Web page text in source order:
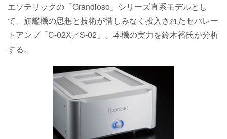
エソテリックの「Grandioso」シリーズ直系モデルとし
て、旗艦機の思想と技術が惜しみなく投入されたセパレー
トアンプ「C-02X／S-02」。本機の実力を鈴木裕氏が分析
する。